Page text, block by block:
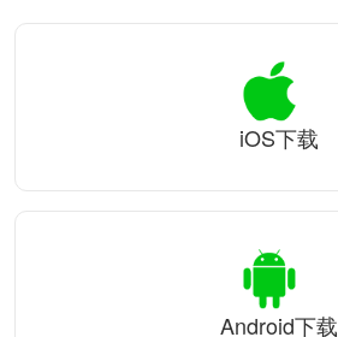
iOS下载
Android下载